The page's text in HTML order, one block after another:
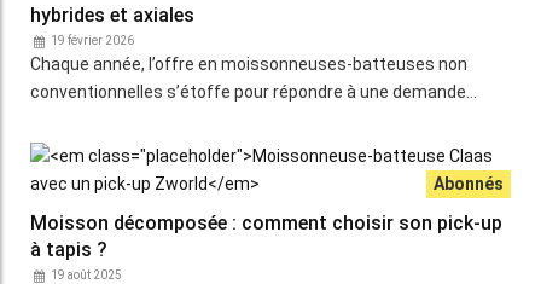
hybrides et axiales
19 février 2026
Chaque année, l’offre en moissonneuses-batteuses non
conventionnelles s’étoffe pour répondre à une demande…
Moisson décomposée : comment choisir son pick-up
à tapis ?
19 août 2025